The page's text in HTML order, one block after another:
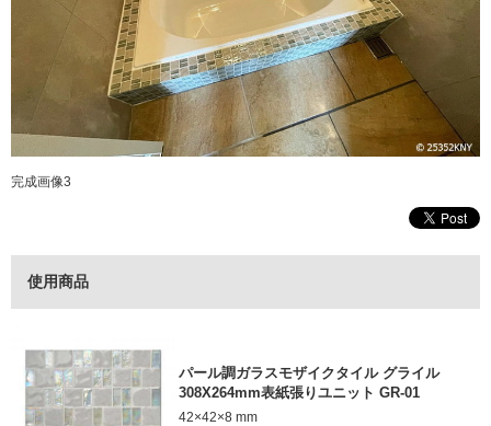
完成画像3
使用商品
パール調ガラスモザイクタイル グライル
308X264mm表紙張りユニット GR-01
42×42×8 mm